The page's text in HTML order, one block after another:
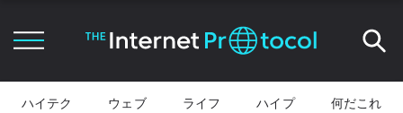
ハイテク ウェブ ライフ ハイプ 何だこれ